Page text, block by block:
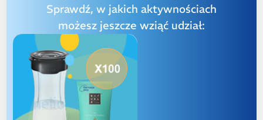
Sprawdź, w jakich aktywnościach
możesz jeszcze wziąć udział: